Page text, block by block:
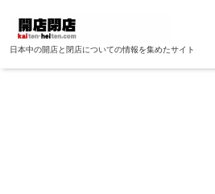
日本中の開店と閉店についての情報を集めたサイト